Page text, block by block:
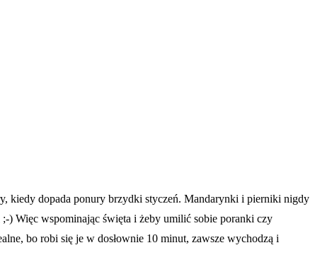
kiedy dopada ponury brzydki styczeń. Mandarynki i pierniki nigdy
) Więc wspominając święta i żeby umilić sobie poranki czy
bo robi się je w dosłownie 10 minut, zawsze wychodzą i